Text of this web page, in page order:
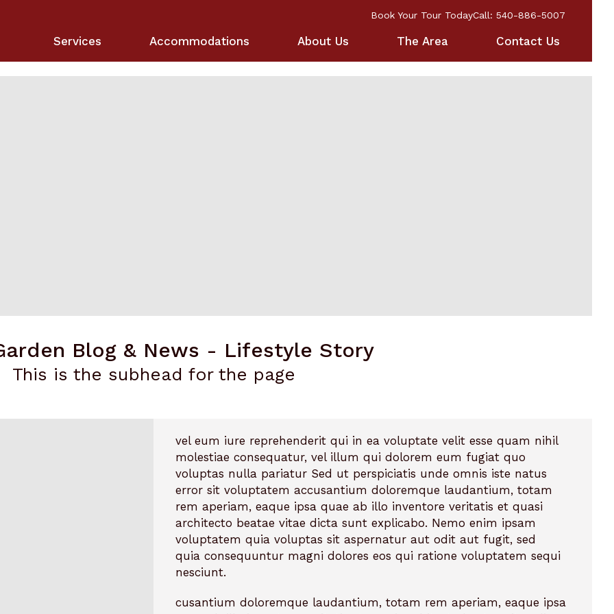
Services Accommodations About Us The Area Contact Us
Book Your Tour TodayCall: 540-886-5007
Blog & News - Lifestyle Story
This is the subhead for the page
vel eum iure reprehenderit qui in ea voluptate velit esse quam nihil
molestiae consequatur, vel illum qui dolorem eum fugiat quo
voluptas nulla pariatur Sed ut perspiciatis unde omnis iste natus
error sit voluptatem accusantium doloremque laudantium, totam
rem aperiam, eaque ipsa quae ab illo inventore veritatis et quasi
architecto beatae vitae dicta sunt explicabo. Nemo enim ipsam
voluptatem quia voluptas sit aspernatur aut odit aut fugit, sed
quia consequuntur magni dolores eos qui ratione voluptatem sequi
nesciunt.
cusantium doloremque laudantium, totam rem aperiam, eaque ipsa